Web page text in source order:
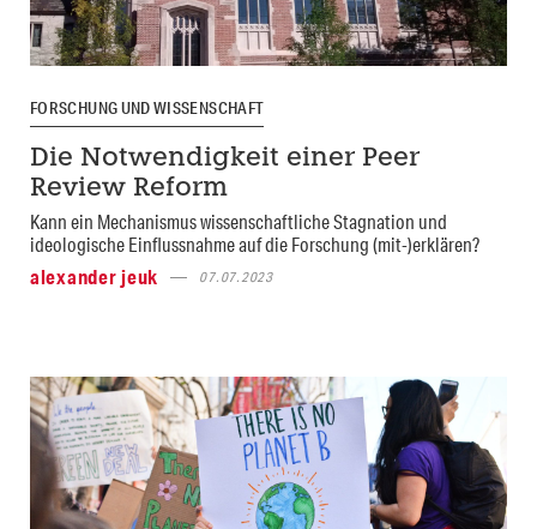
FORSCHUNG UND WISSENSCHAFT
Die Notwendigkeit einer Peer
Review Reform
Kann ein Mechanismus wissenschaftliche Stagnation und
ideologische Einflussnahme auf die Forschung (mit-)erklären?
alexander jeuk
07.07.2023